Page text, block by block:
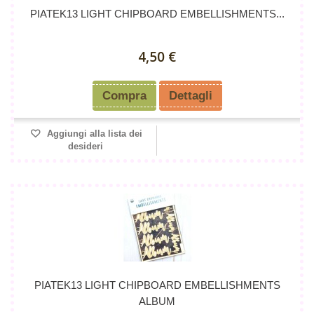
PIATEK13 LIGHT CHIPBOARD EMBELLISHMENTS...
4,50 €
Compra Dettagli
Aggiungi alla lista dei
desideri
PIATEK13 LIGHT CHIPBOARD EMBELLISHMENTS
ALBUM